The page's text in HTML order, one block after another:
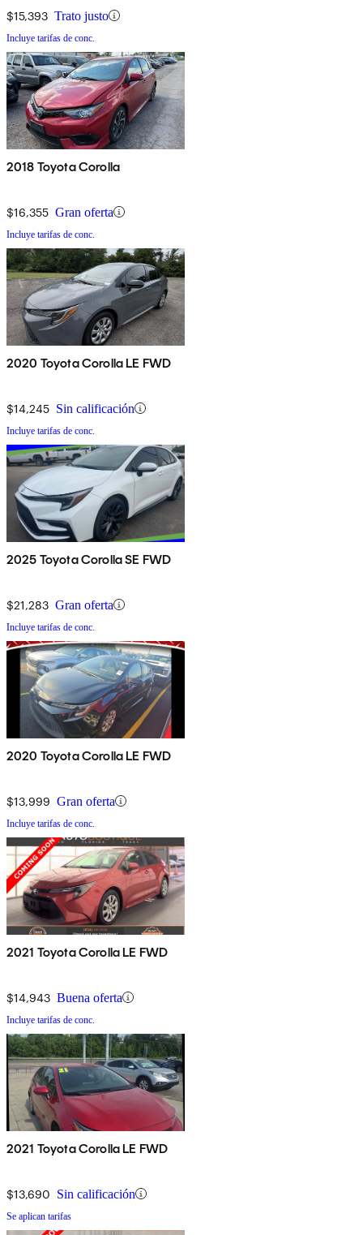
$15,393 Trato justo
Incluye tarifas de conc.
2018 Toyota Corolla
$16,355 Gran oferta
Incluye tarifas de conc.
2020 Toyota Corolla LE FWD
$14,245 Sin calificación
Incluye tarifas de conc.
2025 Toyota Corolla SE FWD
$21,283 Gran oferta
Incluye tarifas de conc.
2020 Toyota Corolla LE FWD
$13,999 Gran oferta
Incluye tarifas de conc.
2021 Toyota Corolla LE FWD
$14,943 Buena oferta
Incluye tarifas de conc.
2021 Toyota Corolla LE FWD
$13,690 Sin calificación
Se aplican tarifas